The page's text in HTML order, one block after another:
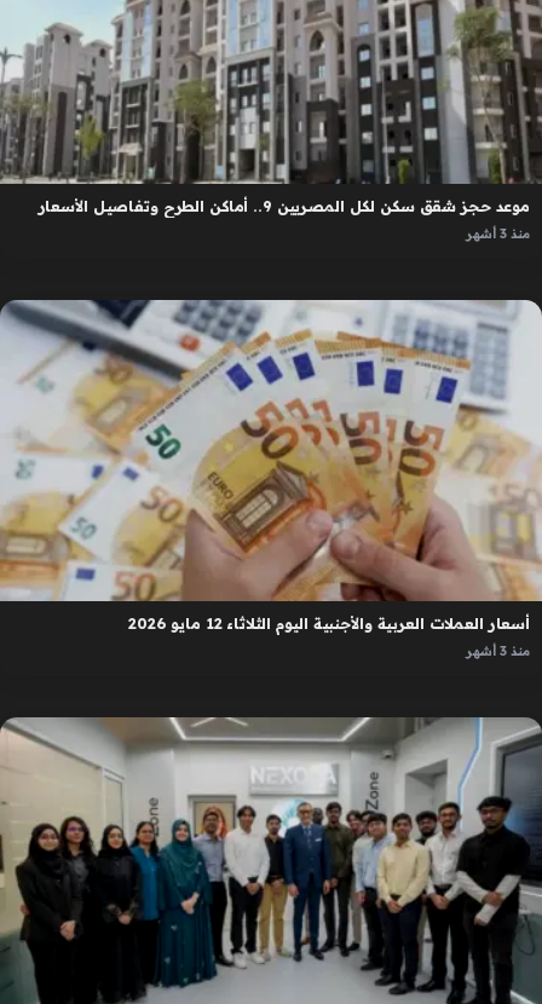
موعد حجز شقق سكن لكل المصريين 9.. أماكن الطرح وتفاصيل الأسعار
منذ 3 أشهر
أسعار العملات العربية والأجنبية اليوم الثلاثاء 12 مايو 2026
منذ 3 أشهر